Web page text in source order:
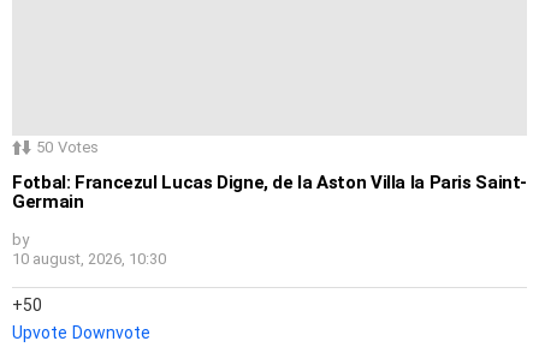
50 Votes
Fotbal: Francezul Lucas Digne, de la Aston Villa la Paris Saint-
Germain
by
10 august, 2026, 10:30
50
Upvote Downvote